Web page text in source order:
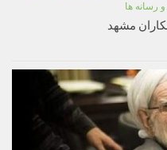
رسانه ها
مشهد